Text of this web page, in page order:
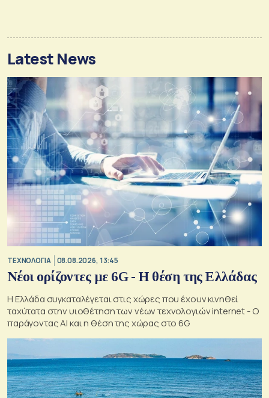
Latest News
ΤΕΧΝΟΛΟΓΙΑ 08.08.2026, 13:45
Νέοι ορίζοντες με 6G - Η θέση της Ελλάδας
Η Ελλάδα συγκαταλέγεται στις χώρες που έχουν κινηθεί
ταχύτατα στην υιοθέτηση των νέων τεχνολογιών internet - Ο
παράγοντας AI και η θέση της χώρας στο 6G